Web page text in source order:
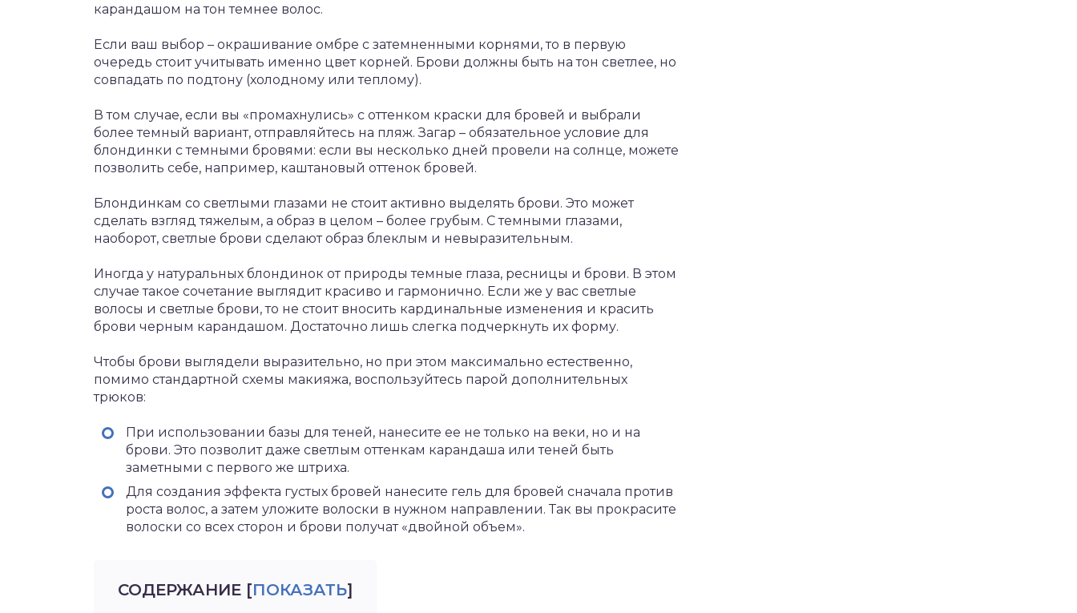
карандашом на тон темнее волос.
Если ваш выбор – окрашивание омбре с затемненными корнями, то в первую
очередь стоит учитывать именно цвет корней. Брови должны быть на тон светлее, но
совпадать по подтону (холодному или теплому).
В том случае, если вы «промахнулись» с оттенком краски для бровей и выбрали
более темный вариант, отправляйтесь на пляж. Загар – обязательное условие для
блондинки с темными бровями: если вы несколько дней провели на солнце, можете
позволить себе, например, каштановый оттенок бровей.
Блондинкам со светлыми глазами не стоит активно выделять брови. Это может
сделать взгляд тяжелым, а образ в целом – более грубым. С темными глазами,
наоборот, светлые брови сделают образ блеклым и невыразительным.
Иногда у натуральных блондинок от природы темные глаза, ресницы и брови. В этом
случае такое сочетание выглядит красиво и гармонично. Если же у вас светлые
волосы и светлые брови, то не стоит вносить кардинальные изменения и красить
брови черным карандашом. Достаточно лишь слегка подчеркнуть их форму.
Чтобы брови выглядели выразительно, но при этом максимально естественно,
помимо стандартной схемы макияжа, воспользуйтесь парой дополнительных
трюков:
При использовании базы для теней, нанесите ее не только на веки, но и на
брови. Это позволит даже светлым оттенкам карандаша или теней быть
заметными с первого же штриха.
Для создания эффекта густых бровей нанесите гель для бровей сначала против
роста волос, а затем уложите волоски в нужном направлении. Так вы прокрасите
волоски со всех сторон и брови получат «двойной объем».
СОДЕРЖАНИЕ [ПОКАЗАТЬ]